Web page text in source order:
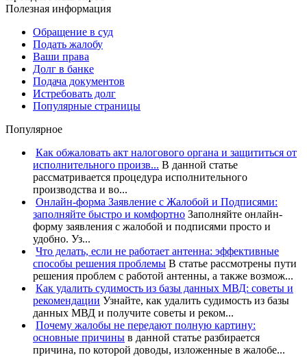
Полезная информация
Обращение в суд
Подать жалобу
Ваши права
Долг в банке
Подача документов
Истребовать долг
Популярные страницы
Популярное
Как обжаловать акт налогового органа и защититься от
исполнительного произв... В данной статье
рассматривается процедура исполнительного
производства и во...
Онлайн-форма Заявление с Жалобой и Подписями:
заполняйте быстро и комфортно Заполняйте онлайн-
форму заявления с жалобой и подписями просто и
удобно. Уз...
Что делать, если не работает антенна: эффективные
способы решения проблемы В статье рассмотрены пути
решения проблем с работой антенны, а также возмож...
Как удалить судимость из базы данных МВД: советы и
рекомендации Узнайте, как удалить судимость из базы
данных МВД и получите советы и реком...
Почему жалобы не передают полную картину:
основные причины в данной статье разбирается
причина, по которой доводы, изложенные в жалобе...